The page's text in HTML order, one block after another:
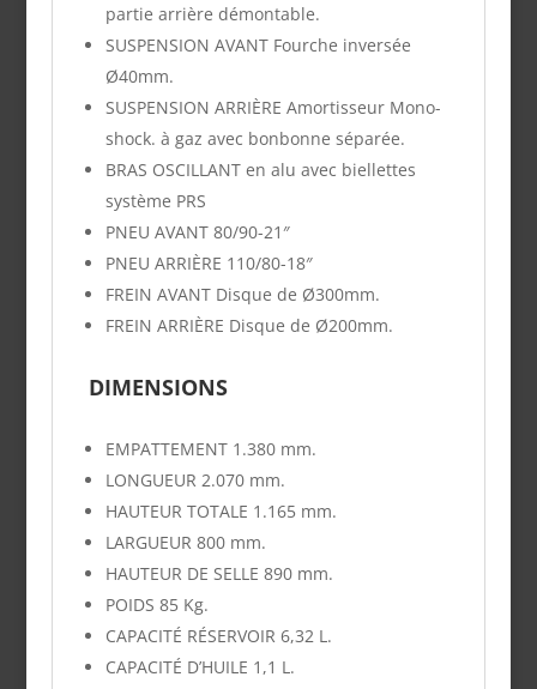
partie arrière démontable.
SUSPENSION AVANT Fourche inversée
Ø40mm.
SUSPENSION ARRIÈRE Amortisseur Mono-
shock. à gaz avec bonbonne séparée.
BRAS OSCILLANT en alu avec biellettes
système PRS
PNEU AVANT 80/90-21″
PNEU ARRIÈRE 110/80-18″
FREIN AVANT Disque de Ø300mm.
FREIN ARRIÈRE Disque de Ø200mm.
DIMENSIONS
EMPATTEMENT 1.380 mm.
LONGUEUR 2.070 mm.
HAUTEUR TOTALE 1.165 mm.
LARGUEUR 800 mm.
HAUTEUR DE SELLE 890 mm.
POIDS 85 Kg.
CAPACITÉ RÉSERVOIR 6,32 L.
CAPACITÉ D’HUILE 1,1 L.